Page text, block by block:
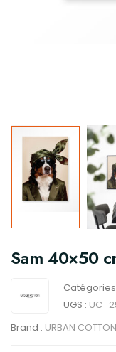
Sam 40×50
Catégories
UGS :
Brand : URBAN COTTON